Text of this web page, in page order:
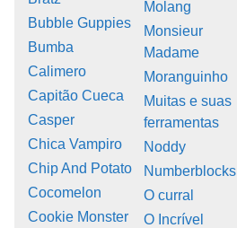
Bubble Guppies
Bumba
Calimero
Capitão Cueca
Casper
Chica Vampiro
Chip And Potato
Cocomelon
Cookie Monster
Molang
Monsieur
Madame
Moranguinho
Muitas e suas
ferramentas
Noddy
Numberblocks
O curral
O Incrível